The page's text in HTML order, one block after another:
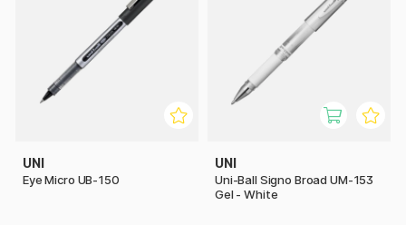
UNI
Eye Micro UB-150
UNI
Uni-Ball Signo Broad UM-153
Gel - White